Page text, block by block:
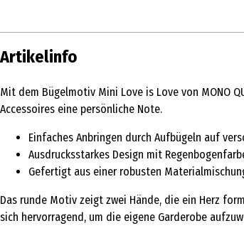
Artikelinfo
Mit dem Bügelmotiv Mini Love is Love von MONO
Accessoires eine persönliche Note.
Einfaches Anbringen durch Aufbügeln auf
Ausdrucksstarkes Design mit
Gefertigt aus einer robusten
Das runde Motiv zeigt zwei Hände, die ein Herz
sich hervorragend, um die eigene Garderobe